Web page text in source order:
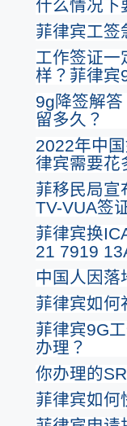
什么情况下
菲律宾工签
工作签证一
样？菲律宾
9g降签解
留多久？
2022年中
律宾需要花
菲移民局宣
TV-VUA签
菲律宾换
21 7919
中国人因落
菲律宾如何
菲律宾9G
办理？
你办理的
菲律宾如何